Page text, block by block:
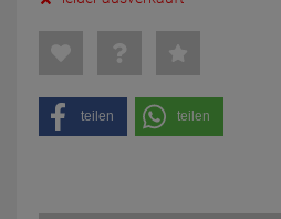
teilen teilen